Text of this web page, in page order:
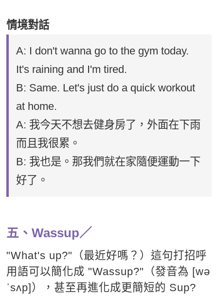
情境對話
A: I don't wanna go to the gym today.
It's raining and I'm tired.
B: Same. Let's just do a quick workout
at home.
A: 我今天不想去健身房了，外面在下雨
而且我很累。
B: 我也是。那我們就在家隨便運動一下
好了。
五、Wassup／
"What's up?"（最近好嗎？）這句打招呼
用語可以簡化成 "Wassup?"（發音為 [wə
ˈsʌp]），甚至再進化成更簡短的 Sup?